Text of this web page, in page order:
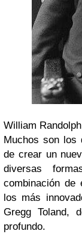
William
Muchos son los
de crear un
diversas
combinación
los más
Gregg Toland,
profundo.